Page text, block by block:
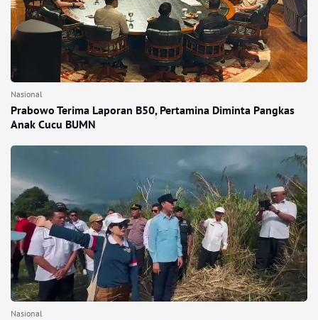
Nasional
Prabowo Terima Laporan B50, Pertamina Diminta Pangkas
Anak Cucu BUMN
Nasional